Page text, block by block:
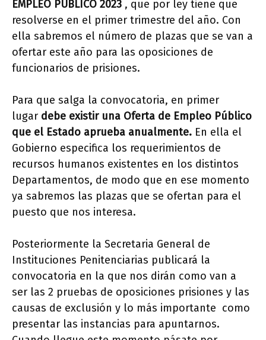
EMPLEO PUBLICO 2023 , que por ley tiene que
resolverse en el primer trimestre del año. Con
ella sabremos el número de plazas que se van a
ofertar este año para las oposiciones de
funcionarios de prisiones.
Para que salga la convocatoria, en primer
lugar debe existir una Oferta de Empleo Público
que el Estado aprueba anualmente. En ella el
Gobierno especifica los requerimientos de
recursos humanos existentes en los distintos
Departamentos, de modo que en ese momento
ya sabremos las plazas que se ofertan para el
puesto que nos interesa.
Posteriormente la Secretaria General de
Instituciones Penitenciarias publicará la
convocatoria en la que nos dirán como van a
ser las 2 pruebas de oposiciones prisiones y las
causas de exclusión y lo más importante como
presentar las instancias para apuntarnos.